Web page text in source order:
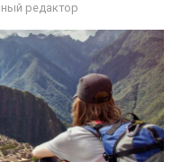
редактор